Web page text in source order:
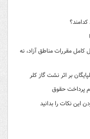
کامل مقررات مناطق آزاد، نه
پرداخت حقوق
این نکات را بدانید